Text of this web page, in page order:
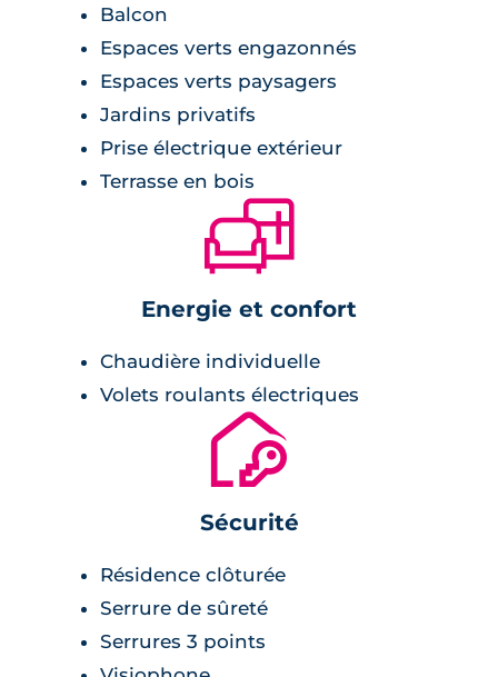
Balcon
Espaces verts engazonnés
Espaces verts paysagers
Jardins privatifs
Prise électrique extérieur
Terrasse en bois
🛋
Energie et confort
Chaudière individuelle
Volets roulants électriques
🔐
Sécurité
Résidence clôturée
Serrure de sûreté
Serrures 3 points